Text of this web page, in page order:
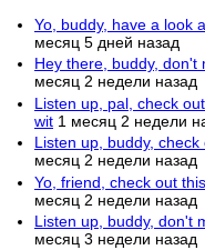
Yo, buddy, have a look
месяц 5 дней назад
Hey there, buddy,
месяц 2 недели назад
Listen up, pal, check
wit 1 месяц 2 недели
Listen up, buddy,
месяц 2 недели назад
Yo, friend, check out
месяц 2 недели назад
Listen up, buddy, don't
месяц 3 недели назад